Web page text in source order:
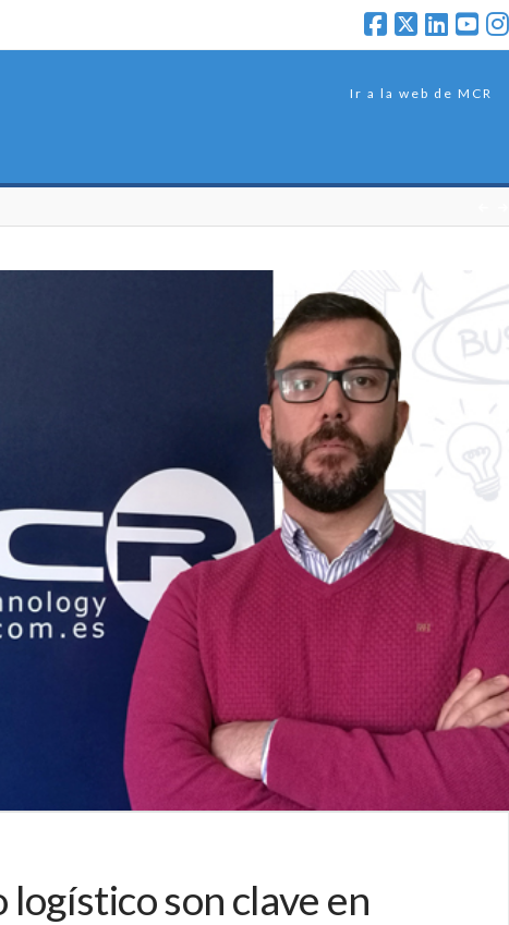
Ir a la web de MCR
son clave en